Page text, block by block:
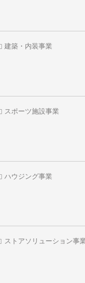
建築・内装事業
スポーツ施設事業
ハウジング事業
ストアソリューション事